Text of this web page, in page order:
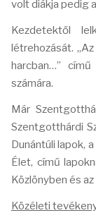
volt diákja pedig
Kezdetektől
létrehozását.
harcban…”
számára.
Már
Szentgotthárdi
Dunántúli lapok,
Élet, című
Közlönyben és
Közéleti